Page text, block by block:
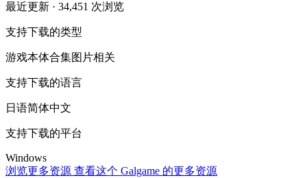
最近更新 · 34,451 次浏览
支持下载的类型
游戏本体合集图片相关
支持下载的语言
日语简体中文
支持下载的平台
Windows
浏览更多资源 查看这个 Galgame 的更多资源